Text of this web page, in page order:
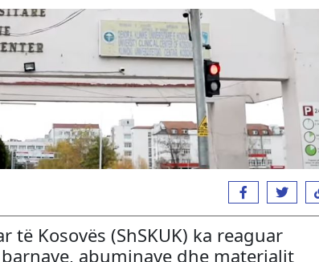
Kosovës (ShSKUK) ka reaguar
abuminave dhe materialit